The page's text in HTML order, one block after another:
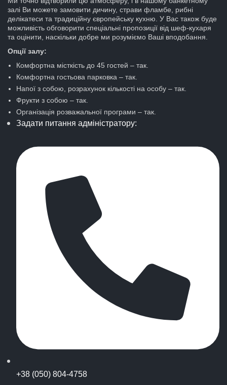
залі Ви можете замовити дичину, страви фламбе, рибні
делікатеси та традиційну європейську кухню. У Вас також буде
можливість обговорити спеціальні пропозиції від шеф-кухаря
та оцінити, наскільки добре ми розуміємо Ваші вподобання.
Опції залу:
Комфортна місткість до 45 гостей – так.
Комфортна гостьова парковка – так.
Напої з собою, розрахунок кількості на особу – так.
Фрукти з собою – так.
Організація розважальної програми – так.
Задати питання адміністратору:
+38 (050) 804-4758